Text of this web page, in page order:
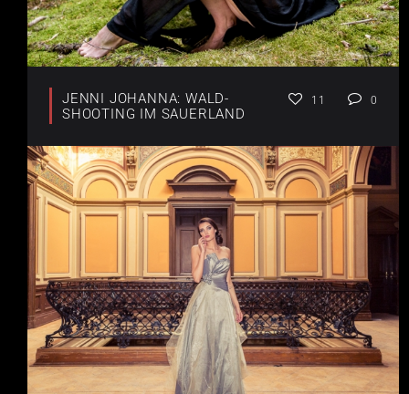
JENNI JOHANNA: WALD-
SHOOTING IM SAUERLAND
11 0